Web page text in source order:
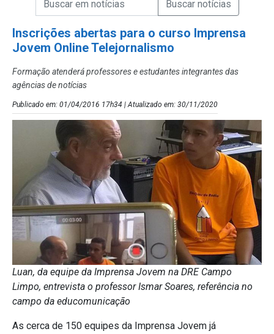
Inscrições abertas para o curso Imprensa
Jovem Online Telejornalismo
Formação atenderá professores e estudantes integrantes das
agências de notícias
Publicado em: 01/04/2016 17h34 | Atualizado em: 30/11/2020
Luan, da equipe da Imprensa Jovem na DRE Campo
Limpo, entrevista o professor Ismar Soares, referência no
campo da educomunicação
As cerca de 150 equipes da Imprensa Jovem já